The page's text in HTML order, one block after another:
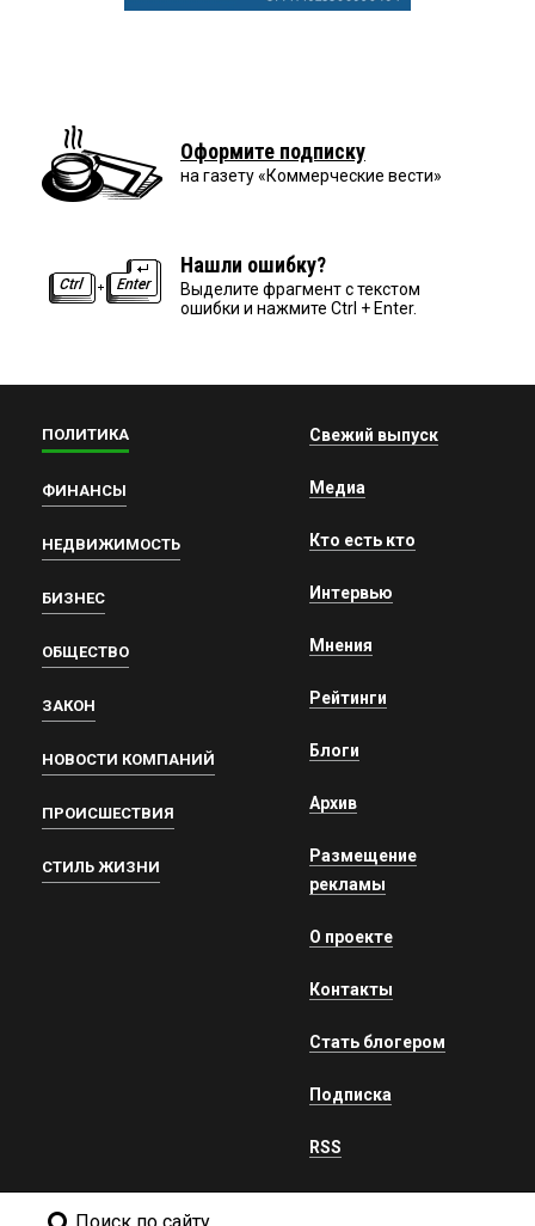
Оформите подписку
на газету «Коммерческие вести»
Нашли ошибку?
Выделите фрагмент с текстом
ошибки и нажмите Ctrl + Enter.
ПОЛИТИКА
ФИНАНСЫ
НЕДВИЖИМОСТЬ
БИЗНЕС
ОБЩЕСТВО
ЗАКОН
НОВОСТИ КОМПАНИЙ
ПРОИСШЕСТВИЯ
СТИЛЬ ЖИЗНИ
Свежий выпуск
Медиа
Кто есть кто
Интервью
Мнения
Рейтинги
Блоги
Архив
Размещение
рекламы
О проекте
Контакты
Стать блогером
Подписка
RSS